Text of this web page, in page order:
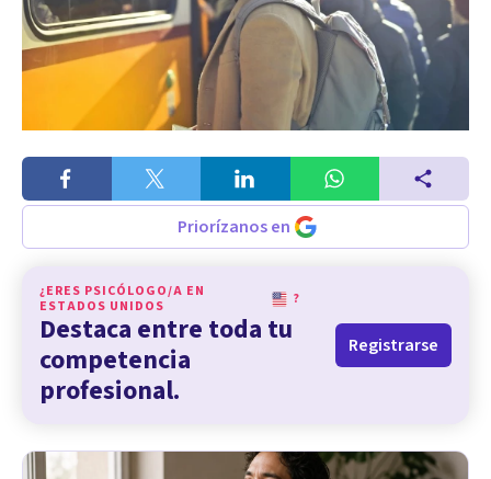
Priorízanos en
¿ERES PSICÓLOGO/A EN
ESTADOS UNIDOS
?
Destaca entre toda tu
competencia
profesional.
Registrarse